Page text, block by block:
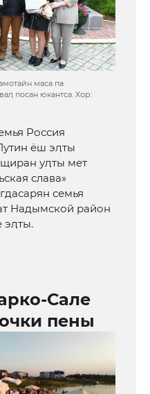
маса па
посан юкантса. Хор:
Россия
ёш эӆты
уӆты мет
слава»
семья
Надымской район
эӆты.
Сале
пены